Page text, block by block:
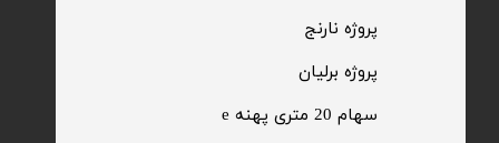
سهام 20 متری پهنه e​​​​​​​
پروژه برلیان
​پروژه نارنج